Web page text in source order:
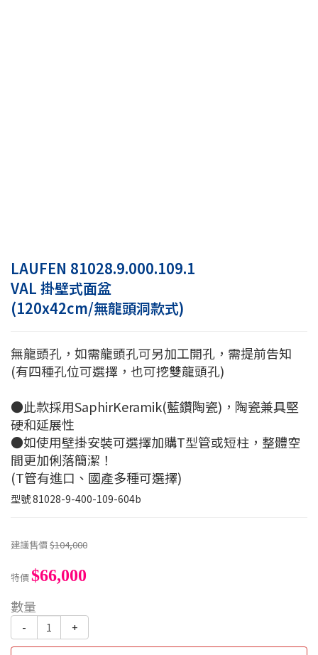
LAUFEN 81028.9.000.109.1
VAL 掛壁式面盆
(120x42cm/無龍頭洞款式)
無龍頭孔，如需龍頭孔可另加工開孔，需提前告知
(有四種孔位可選擇，也可挖雙龍頭孔)
●此款採用SaphirKeramik(藍鑽陶瓷)，陶瓷兼具堅
硬和延展性
●如使用壁掛安裝可選擇加購T型管或短柱，整體空
間更加俐落簡潔！
(T管有進口、國產多種可選擇)
型號81028-9-400-109-604b
建議售價$104,000
特價$66,000
數量
- +